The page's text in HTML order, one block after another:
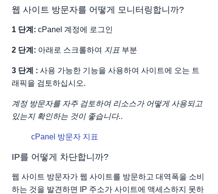
웹 사이트 방문자를 어떻게 모니터링합니까?
1 단계: cPanel 계정에 로그인
2 단계: 아래로 스크롤하여 지표부분
3 단계 : 사용 가능한 기능을 사용하여 사이트에 오는 트
래픽을 검토하십시오.
계정 방문자를 자주 검토하여 리소스가 어떻게 사용되고
있는지 확인하는 것이 좋습니다..
cPanel 방문자 지표
IP를 어떻게 차단합니까?
웹 사이트 방문자가 웹 사이트를 방문하고 대역폭을 소비
하는 것을 발견하면 IP 주소가 사이트에 액세스하지 못하